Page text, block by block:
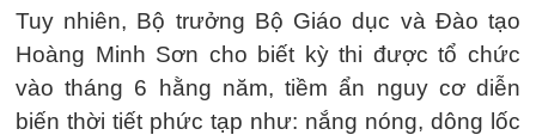
Tuy nhiên, Bộ trưởng Bộ Giáo dục và Đào tạo
Hoàng Minh Sơn cho biết kỳ thi được tổ chức
vào tháng 6 hằng năm, tiềm ẩn nguy cơ diễn
biến thời tiết phức tạp như: nắng nóng, dông lốc